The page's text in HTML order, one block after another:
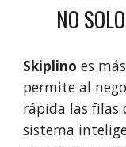
NO
Skiplino es
permite al
rápida las filas
sistema